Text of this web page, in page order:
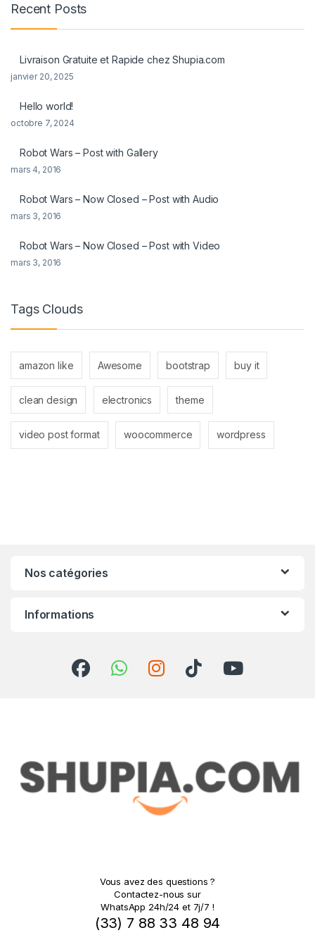
Recent Posts
Livraison Gratuite et Rapide chez Shupia.com
janvier 20, 2025
Hello world!
octobre 7, 2024
Robot Wars – Post with Gallery
mars 4, 2016
Robot Wars – Now Closed – Post with Audio
mars 3, 2016
Robot Wars – Now Closed – Post with Video
mars 3, 2016
Tags Clouds
amazon like Awesome bootstrap buy it
clean design electronics theme
video post format woocommerce wordpress
Nos catégories
Informations
Vous avez des questions ?
Contactez-nous sur
WhatsApp 24h/24 et 7j/7 !
(33) 7 88 33 48 94